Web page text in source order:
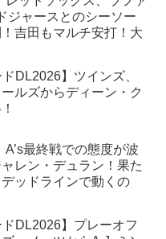
ジャースとのシーソー
吉田もマルチ安打！大
ドDL2026】ツインズ、
ルズからディーン・ク
A’s最終戦での態度が波
レン・デュラン！果た
ッドラインで動くの
ドDL2026】プレーオフ